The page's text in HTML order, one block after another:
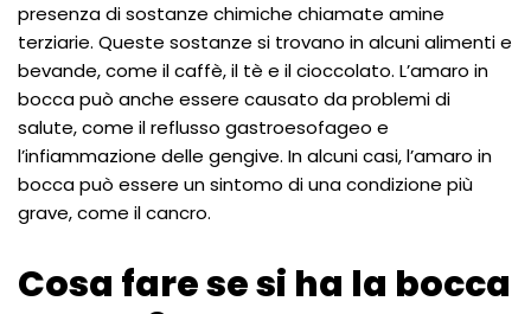
presenza di sostanze chimiche chiamate amine
terziarie. Queste sostanze si trovano in alcuni alimenti e
bevande, come il caffè, il tè e il cioccolato. L’amaro in
bocca può anche essere causato da problemi di
salute, come il reflusso gastroesofageo e
l’infiammazione delle gengive. In alcuni casi, l’amaro in
bocca può essere un sintomo di una condizione più
grave, come il cancro.
Cosa fare se si ha la bocca